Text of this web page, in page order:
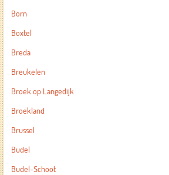
Born
Boxtel
Breda
Breukelen
Broek op Langedijk
Broekland
Brussel
Budel
Budel-Schoot